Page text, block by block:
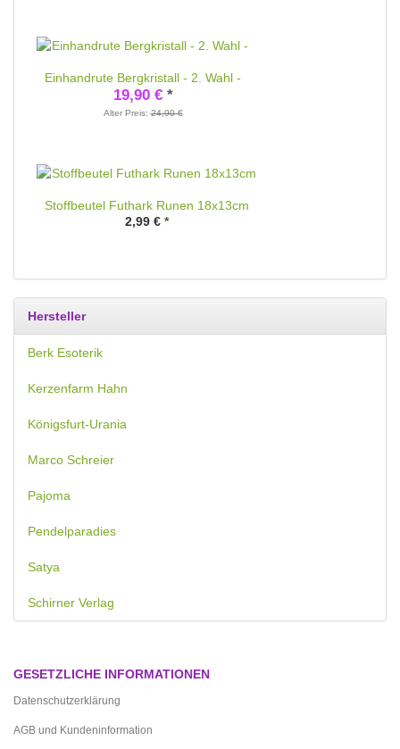
Einhandrute Bergkristall - 2. Wahl -
19,90 € *
Alter Preis:24,90 €
Stoffbeutel Futhark Runen 18x13cm
2,99 € *
Hersteller
Berk Esoterik
Kerzenfarm Hahn
Königsfurt-Urania
Marco Schreier
Pajoma
Pendelparadies
Satya
Schirner Verlag
GESETZLICHE INFORMATIONEN
Datenschutzerklärung
AGB und Kundeninformation